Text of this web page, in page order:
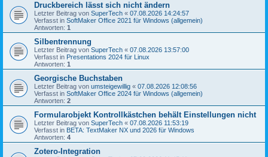
Druckbereich lässt sich nicht ändern
Letzter Beitrag von SuperTech « 07.08.2026 14:24:57
Verfasst in SoftMaker Office 2021 für Windows (allgemein)
Antworten: 1
Silbentrennung
Letzter Beitrag von SuperTech « 07.08.2026 13:57:00
Verfasst in Presentations 2024 für Linux
Antworten: 1
Georgische Buchstaben
Letzter Beitrag von umsteigewillig « 07.08.2026 12:08:56
Verfasst in SoftMaker Office 2024 für Windows (allgemein)
Antworten: 2
Formularobjekt Kontrollkästchen behält Einstellungen nicht
Letzter Beitrag von SuperTech « 07.08.2026 11:53:19
Verfasst in BETA: TextMaker NX und 2026 für Windows
Antworten: 4
Zotero-Integration